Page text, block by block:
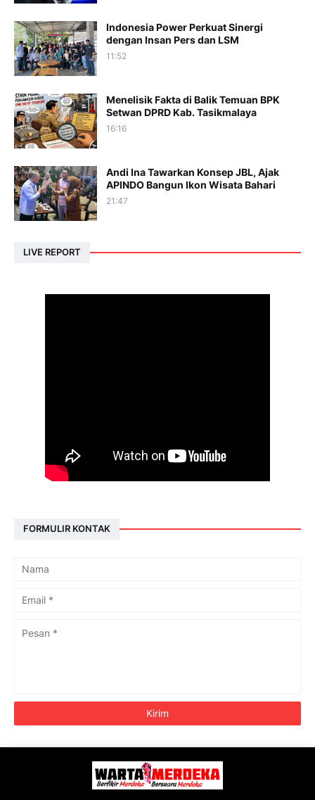
Indonesia Power Perkuat Sinergi
dengan Insan Pers dan LSM
11:52
Menelisik Fakta di Balik Temuan BPK
Setwan DPRD Kab. Tasikmalaya
16:16
Andi Ina Tawarkan Konsep JBL, Ajak
APINDO Bangun Ikon Wisata Bahari
21:47
LIVE REPORT
FORMULIR KONTAK